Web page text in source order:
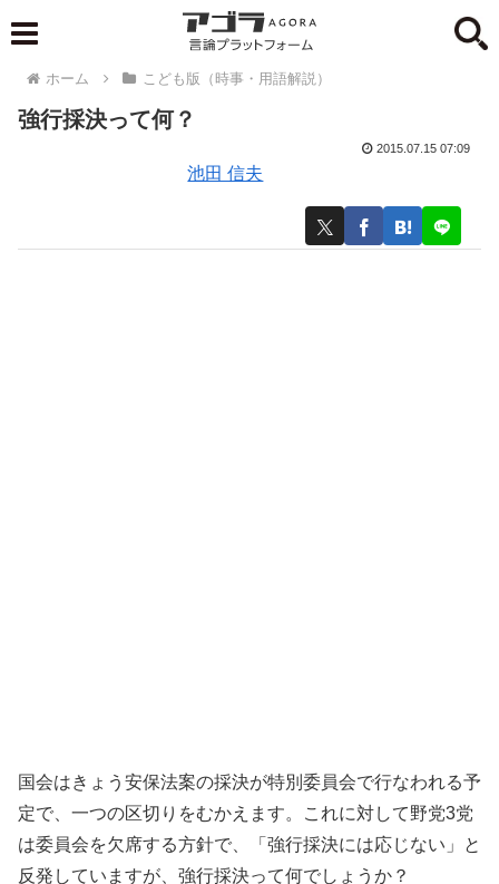
ホーム こども版（時事・用語解説）
強行採決って何？
池田 信夫
2015.07.15 07:09
国会はきょう安保法案の採決が特別委員会で行なわれる予
定で、一つの区切りをむかえます。これに対して野党3党
は委員会を欠席する方針で、「強行採決には応じない」と
反発していますが、強行採決って何でしょうか？